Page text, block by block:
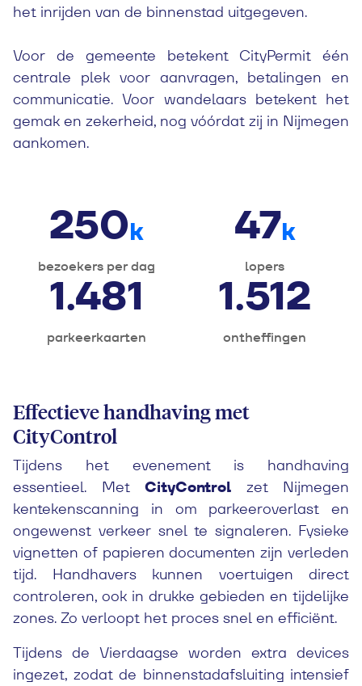
het inrijden van de binnenstad uitgegeven.
Voor de gemeente betekent CityPermit één
centrale plek voor aanvragen, betalingen en
communicatie. Voor wandelaars betekent het
gemak en zekerheid, nog vóórdat zij in Nijmegen
aankomen.
250k
bezoekers per dag
47k
lopers
1.483
parkeerkaarten
1.514
ontheffingen
Effectieve handhaving met
CityControl
Tijdens het evenement is handhaving
essentieel. Met CityControl zet Nijmegen
kentekenscanning in om parkeeroverlast en
ongewenst verkeer snel te signaleren. Fysieke
vignetten of papieren documenten zijn verleden
tijd. Handhavers kunnen voertuigen direct
controleren, ook in drukke gebieden en tijdelijke
zones. Zo verloopt het proces snel en efficiënt.
Tijdens de Vierdaagse worden extra devices
ingezet, zodat de binnenstadafsluiting intensief